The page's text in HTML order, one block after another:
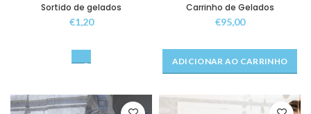
Sortido de gelados
€1,20
Carrinho de Gelados
€95,00
ADICIONAR AO CARRINHO